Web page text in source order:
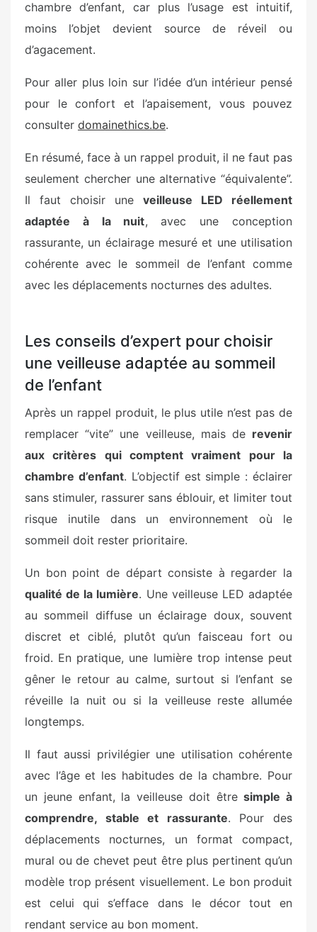
chambre d’enfant, car plus l’usage est intuitif,
moins l’objet devient source de réveil ou
d’agacement.
Pour aller plus loin sur l’idée d’un intérieur pensé
pour le confort et l’apaisement, vous pouvez
consulter domainethics.be.
En résumé, face à un rappel produit, il ne faut pas
seulement chercher une alternative “équivalente”.
Il faut choisir une veilleuse LED réellement
adaptée à la nuit, avec une conception
rassurante, un éclairage mesuré et une utilisation
cohérente avec le sommeil de l’enfant comme
avec les déplacements nocturnes des adultes.
Les conseils d’expert pour choisir
une veilleuse adaptée au sommeil
de l’enfant
Après un rappel produit, le plus utile n’est pas de
remplacer “vite” une veilleuse, mais de revenir
aux critères qui comptent vraiment pour la
chambre d’enfant. L’objectif est simple : éclairer
sans stimuler, rassurer sans éblouir, et limiter tout
risque inutile dans un environnement où le
sommeil doit rester prioritaire.
Un bon point de départ consiste à regarder la
qualité de la lumière. Une veilleuse LED adaptée
au sommeil diffuse un éclairage doux, souvent
discret et ciblé, plutôt qu’un faisceau fort ou
froid. En pratique, une lumière trop intense peut
gêner le retour au calme, surtout si l’enfant se
réveille la nuit ou si la veilleuse reste allumée
longtemps.
Il faut aussi privilégier une utilisation cohérente
avec l’âge et les habitudes de la chambre. Pour
un jeune enfant, la veilleuse doit êtresimple à
comprendre, stable et rassurante. Pour des
déplacements nocturnes, un format compact,
mural ou de chevet peut être plus pertinent qu’un
modèle trop présent visuellement. Le bon produit
est celui qui s’efface dans le décor tout en
rendant service au bon moment.